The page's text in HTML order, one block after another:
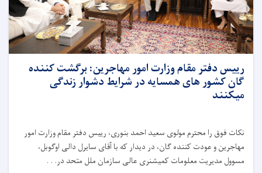
رییس دفتر مقام وزارت امور مهاجرین: برگشت کننده
گان کشور های همسایه در شرایط دشوار زندگی
میکنند
نکات فوق را محترم مولوی سعید احمد بنوری، رییس دفتر مقام وزارت امور
مهاجرین و عودت کننده گان، در دیدار که با آقای سایرل دالی اوگوبل،
مسوول مدیریت معلومات کمیشنری عالی سازمان ملل متحد در. . .